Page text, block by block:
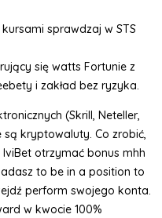
sprawdzaj w STS
się watts Fortunie z
i zakład bez ryzyka.
(Skrill, Neteller,
kryptowaluty. Co zrobić,
otrzymać bonus mhh
to be in a position to
perform swojego konta.
w kwocie 100%